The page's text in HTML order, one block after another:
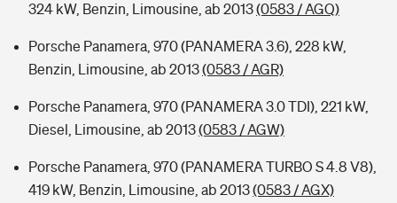
324 kW, Benzin, Limousine, ab 2013(0583 / AGQ)
Porsche Panamera, 970 (PANAMERA 3.6), 228 kW,
Benzin, Limousine, ab 2013(0583 / AGR)
Porsche Panamera, 970 (PANAMERA 3.0 TDI), 221 kW,
Diesel, Limousine, ab 2013(0583 / AGW)
Porsche Panamera, 970 (PANAMERA TURBO S 4.8 V8),
419 kW, Benzin, Limousine, ab 2013(0583 / AGX)